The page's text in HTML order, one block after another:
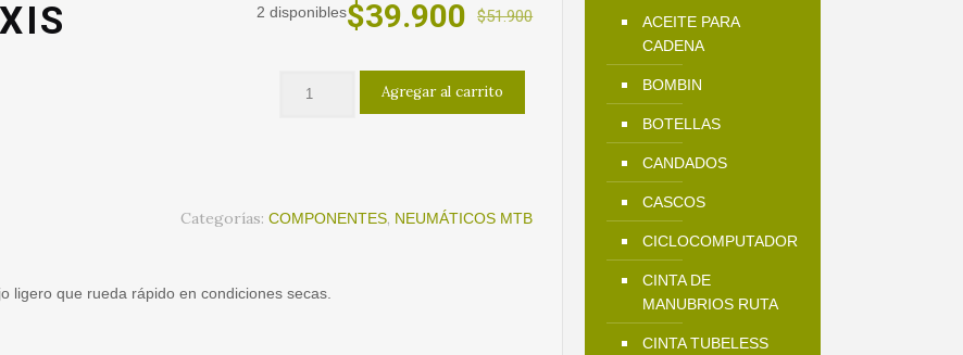
$51.900
El
original
era:
$39.900 El
actual
es:
2 disponibles
Agregar al carrito
Categorías:COMPONENTES, NEUMÁTICOS MTB
ligero que rueda rápido en condiciones secas.
ACEITE PARA
CADENA
BOMBIN
BOTELLAS
CANDADOS
CASCOS
CICLOCOMPUTADOR
CINTA DE
MANUBRIOS RUTA
CINTA TUBELESS